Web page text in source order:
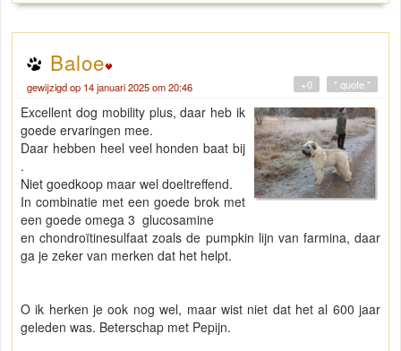
Baloe
gewijzigd op 14 januari 2025 om 20:46 " quote "
+0
Excellent dog mobility plus, daar heb ik
goede ervaringen mee.
Daar hebben heel veel honden baat bij
.
Niet goedkoop maar wel doeltreffend.
In combinatie met een goede brok met
een goede omega 3 glucosamine
en chondroïtinesulfaat zoals de pumpkin lijn van farmina, daar
ga je zeker van merken dat het helpt.
O ik herken je ook nog wel, maar wist niet dat het al 600 jaar
geleden was. Beterschap met Pepijn.